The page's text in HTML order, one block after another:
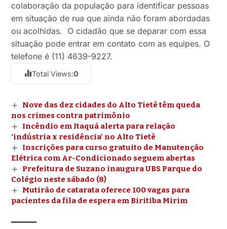
colaboração da população para identificar pessoas
em situação de rua que ainda não foram abordadas
ou acolhidas. O cidadão que se deparar com essa
situação pode entrar em contato com as equipes. O
telefone é (11) 4639-9227.
Total Views:0
Nove das dez cidades do Alto Tietê têm queda
nos crimes contra patrimônio
Incêndio em Itaquá alerta para relação
‘indústria x residência’ no Alto Tietê
Inscrições para curso gratuito de Manutenção
Elétrica com Ar-Condicionado seguem abertas
Prefeitura de Suzano inaugura UBS Parque do
Colégio neste sábado (8)
Mutirão de catarata oferece 100 vagas para
pacientes da fila de espera em Biritiba Mirim